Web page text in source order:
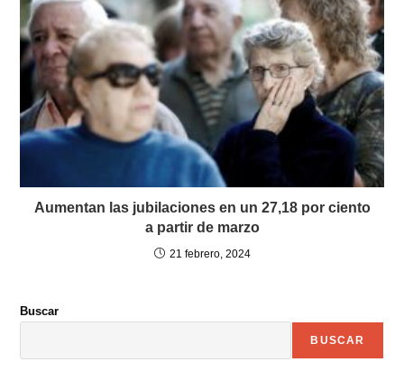
Aumentan las jubilaciones en un 27,18 por ciento
a partir de marzo
21 febrero, 2024
Buscar
BUSCAR